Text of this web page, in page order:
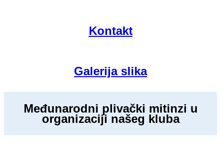
Kontakt
Galerija slika
Međunarodni plivački mitinzi u
organizaciji našeg kluba